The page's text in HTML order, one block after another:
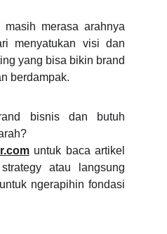
merasa arahnya
menyatukan visi dan
yang bisa bikin brand
berdampak.
bisnis dan butuh
untuk baca artikel
atau langsung
ngerapihin fondasi